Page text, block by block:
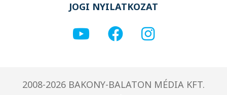
JOGI NYILATKOZAT
2008-2026 BAKONY-BALATON MÉDIA KFT.